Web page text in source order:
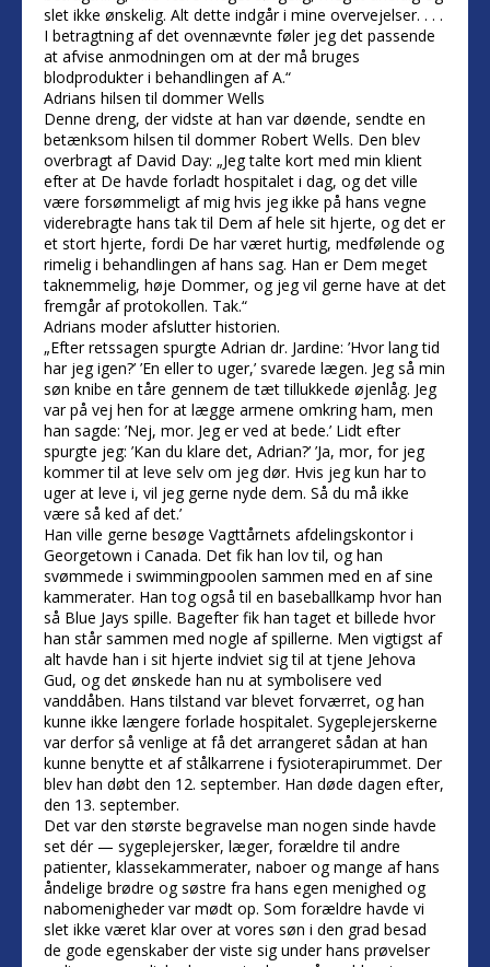
slet ikke ønskelig. Alt dette indgår i mine overvejelser. . . .
I betragtning af det ovennævnte føler jeg det passende
at afvise anmodningen om at der må bruges
blodprodukter i behandlingen af A.“
Adrians hilsen til dommer Wells
Denne dreng, der vidste at han var døende, sendte en
betænksom hilsen til dommer Robert Wells. Den blev
overbragt af David Day: „Jeg talte kort med min klient
efter at De havde forladt hospitalet i dag, og det ville
være forsømmeligt af mig hvis jeg ikke på hans vegne
viderebragte hans tak til Dem af hele sit hjerte, og det er
et stort hjerte, fordi De har været hurtig, medfølende og
rimelig i behandlingen af hans sag. Han er Dem meget
taknemmelig, høje Dommer, og jeg vil gerne have at det
fremgår af protokollen. Tak.“
Adrians moder afslutter historien.
„Efter retssagen spurgte Adrian dr. Jardine: ’Hvor lang tid
har jeg igen?’ ’En eller to uger,’ svarede lægen. Jeg så min
søn knibe en tåre gennem de tæt tillukkede øjenlåg. Jeg
var på vej hen for at lægge armene omkring ham, men
han sagde: ’Nej, mor. Jeg er ved at bede.’ Lidt efter
spurgte jeg: ’Kan du klare det, Adrian?’ ’Ja, mor, for jeg
kommer til at leve selv om jeg dør. Hvis jeg kun har to
uger at leve i, vil jeg gerne nyde dem. Så du må ikke
være så ked af det.’
Han ville gerne besøge Vagttårnets afdelingskontor i
Georgetown i Canada. Det fik han lov til, og han
svømmede i swimmingpoolen sammen med en af sine
kammerater. Han tog også til en baseballkamp hvor han
så Blue Jays spille. Bagefter fik han taget et billede hvor
han står sammen med nogle af spillerne. Men vigtigst af
alt havde han i sit hjerte indviet sig til at tjene Jehova
Gud, og det ønskede han nu at symbolisere ved
vanddåben. Hans tilstand var blevet forværret, og han
kunne ikke længere forlade hospitalet. Sygeplejerskerne
var derfor så venlige at få det arrangeret sådan at han
kunne benytte et af stålkarrene i fysioterapirummet. Der
blev han døbt den 12. september. Han døde dagen efter,
den 13. september.
Det var den største begravelse man nogen sinde havde
set dér — sygeplejersker, læger, forældre til andre
patienter, klassekammerater, naboer og mange af hans
åndelige brødre og søstre fra hans egen menighed og
nabomenigheder var mødt op. Som forældre havde vi
slet ikke været klar over at vores søn i den grad besad
de gode egenskaber der viste sig under hans prøvelser